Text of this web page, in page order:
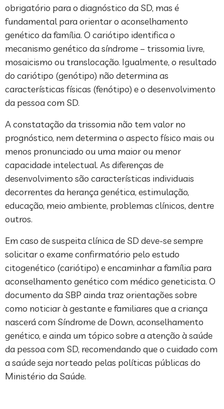
obrigatório para o diagnóstico da SD, mas é
fundamental para orientar o aconselhamento
genético da família. O cariótipo identifica o
mecanismo genético da síndrome – trissomia livre,
mosaicismo ou translocação. Igualmente, o resultado
do cariótipo (genótipo) não determina as
características físicas (fenótipo) e o desenvolvimento
da pessoa com SD.
A constatação da trissomia não tem valor no
prognóstico, nem determina o aspecto físico mais ou
menos pronunciado ou uma maior ou menor
capacidade intelectual. As diferenças de
desenvolvimento são características individuais
decorrentes da herança genética, estimulação,
educação, meio ambiente, problemas clínicos, dentre
outros.
Em caso de suspeita clínica de SD deve-se sempre
solicitar o exame confirmatório pelo estudo
citogenético (cariótipo) e encaminhar a família para
aconselhamento genético com médico geneticista. O
documento da SBP ainda traz orientações sobre
como noticiar à gestante e familiares que a criança
nascerá com Síndrome de Down, aconselhamento
genético, e ainda um tópico sobre a atenção à saúde
da pessoa com SD, recomendando que o cuidado com
a saúde seja norteado pelas políticas públicas do
Ministério da Saúde.